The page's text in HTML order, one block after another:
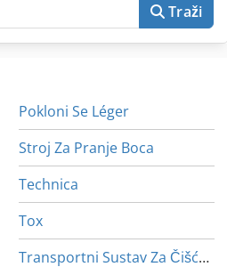
Traži
Pokloni Se Léger
Stroj Za Pranje Boca
Technica
Tox
Transportni Sustav Za Čišćenje